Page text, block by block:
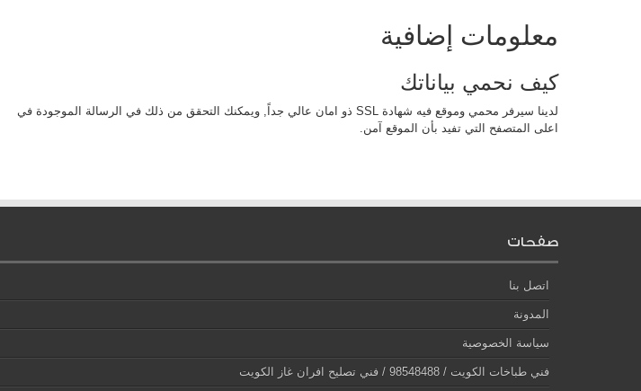
معلومات إضافية
كيف نحمي بياناتك
لدينا سيرفر محمي وموقع فيه شهادة SSL ذو امان عالي جداً, ويمكنك التحقق من ذلك في الرسالة الموجودة في
اعلى المتصفح التي تفيد بأن الموقع آمن.
صفحات
اتصل بنا
المدونة
سياسة الخصوصية
فني طباخات الكويت / 98548488 / فني تصليح افران غاز الكويت